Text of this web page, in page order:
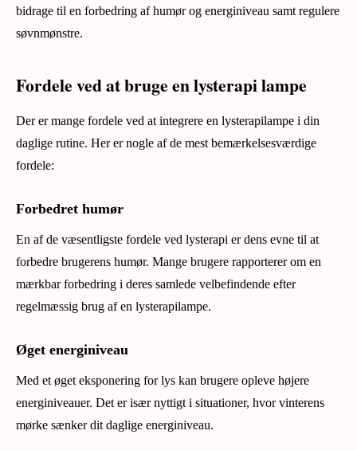
bidrage til en forbedring af humør og energiniveau samt regulere
søvnmønstre.
Fordele ved at bruge en lysterapi lampe
Der er mange fordele ved at integrere en lysterapilampe i din
daglige rutine. Her er nogle af de mest bemærkelsesværdige
fordele:
Forbedret humør
En af de væsentligste fordele ved lysterapi er dens evne til at
forbedre brugerens humør. Mange brugere rapporterer om en
mærkbar forbedring i deres samlede velbefindende efter
regelmæssig brug af en lysterapilampe.
Øget energiniveau
Med et øget eksponering for lys kan brugere opleve højere
energiniveauer. Det er især nyttigt i situationer, hvor vinterens
mørke sænker dit daglige energiniveau.